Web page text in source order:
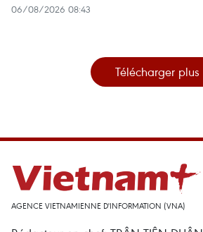
06/08/2026 08:43
Télécharger plus
AGENCE VIETNAMIENNE D'INFORMATION (VNA)